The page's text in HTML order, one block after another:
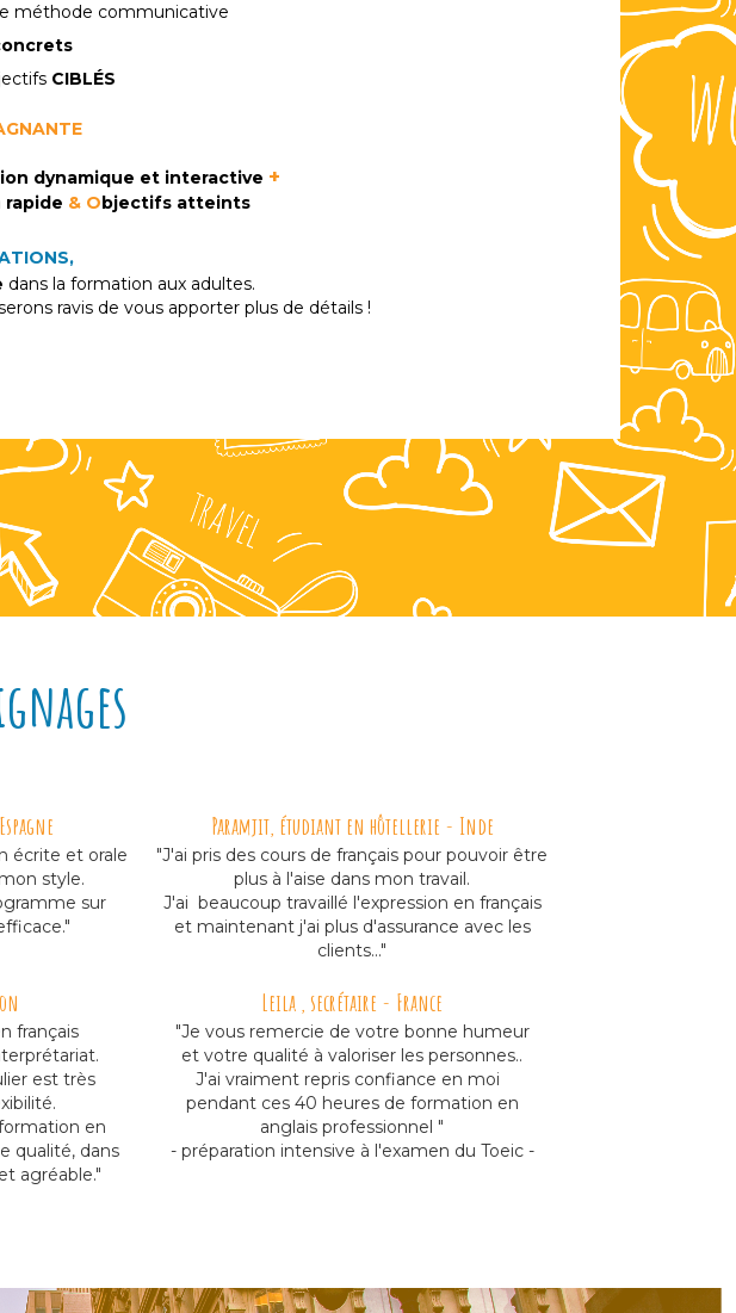
méthode communicative
CIBLÉS
dynamique et interactive +
rapide & O bjectifs atteints
dans la formation aux adultes.
ravis de vous apporter plus de détails !
écrite et orale
style.
sur
Paramjit, étudiant en hôtellerie - Inde
"J'ai pris des cours de français pour pouvoir être
plus à l'aise dans mon travail.
J'ai beaucoup travaillé l'expression en français
et maintenant j'ai plus d'assurance avec les
clients..."
français
est très
en
qualité, dans
agréable."
Leila , secrétaire - France
"Je vous remercie de votre bonne humeur
et votre qualité à valoriser les personnes..
J'ai vraiment repris confiance en moi
pendant ces 40 heures de formation en
anglais professionnel "
- préparation intensive à l'examen du Toeic -